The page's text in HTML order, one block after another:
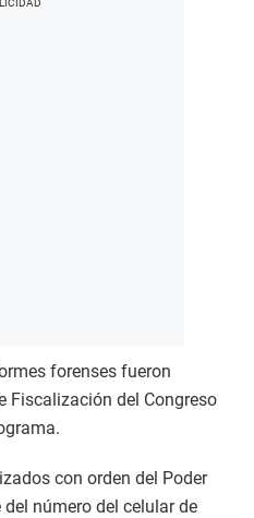
forenses fueron
Fiscalización del Congreso
con orden del Poder
número del celular de